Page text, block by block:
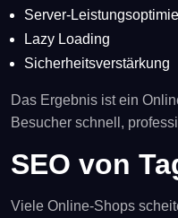
Server-
Lazy Loading
Sicherheitsverstärkung
Das Ergebnis ist ein
Besucher schnell,
SEO von
Viele Online-Shops